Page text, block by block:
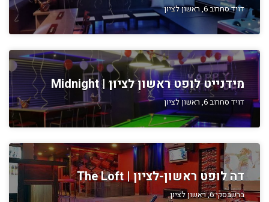
דויד סחרוב 6, ראשון לציון
מידנייט לופט ראשון לציון | Midnight
דויד סחרוב 6, ראשון לציון
דה לופט ראשון-לציון | The Loft
ברשבסקי 6, ראשון לציון